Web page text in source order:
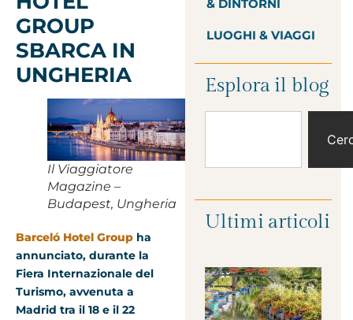
GROUP
SBARCA IN
UNGHERIA
Il Viaggiatore
Magazine –
Budapest, Ungheria
Barceló Hotel Group ha
annunciato, durante la
Fiera Internazionale del
Turismo, avvenuta a
Madrid tra il 18 e il 22
& DINTORNI
LUOGHI & VIAGGI
Esplora il blog
Ultimi articoli